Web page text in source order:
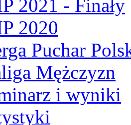
2021 - Finały
2020
Puchar
Mężczyzn
i wyniki